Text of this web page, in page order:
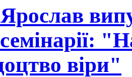
віри"